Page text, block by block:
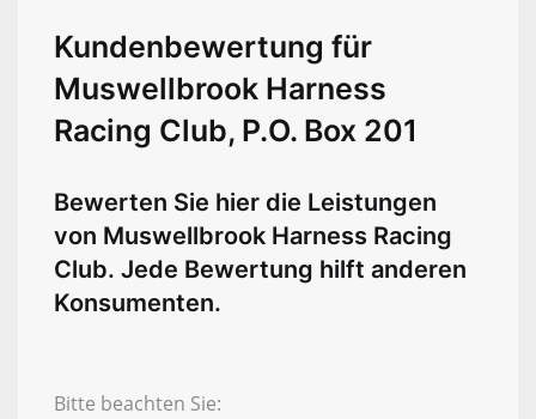
Kundenbewertung für
Muswellbrook Harness
Racing Club, P.O. Box 201
Bewerten Sie hier die Leistungen
von Muswellbrook Harness Racing
Club. Jede Bewertung hilft anderen
Konsumenten.
Bitte beachten Sie: